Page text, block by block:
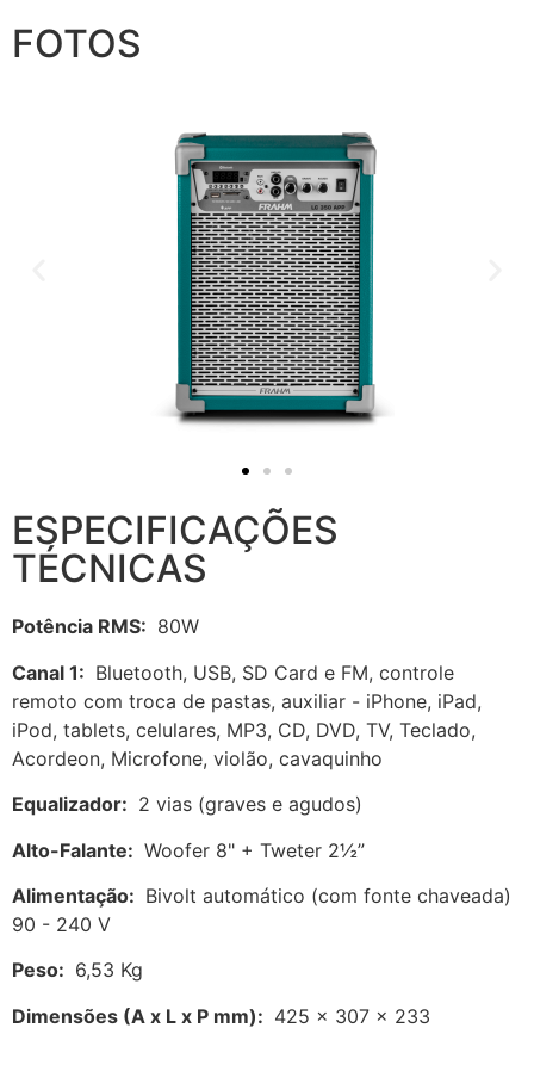
FOTOS
ESPECIFICAÇÕES
TÉCNICAS
Potência RMS: 80W
Canal 1: Bluetooth, USB, SD Card e FM, controle
remoto com troca de pastas, auxiliar - iPhone, iPad,
iPod, tablets, celulares, MP3, CD, DVD, TV, Teclado,
Acordeon, Microfone, violão, cavaquinho
Equalizador: 2 vias (graves e agudos)
Alto-Falante: Woofer 8" + Tweter 2½”
Alimentação: Bivolt automático (com fonte chaveada)
90 - 240 V
Peso: 6,53 Kg
Dimensões (A x L x P mm): 425 x 307 x 233